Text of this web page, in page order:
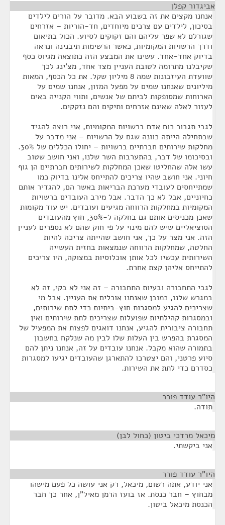
אביגדור קפלן
אנחנו מקצים את זה בשבוע הבא. מדובר על הורים לילדים
בסיכון, לילדים עם צרכים מיוחדים, חד-הוריות – אזרחים
שגורלם לא שפר עליהם והם זקוקים לסיוע. הכול בתיאום
ודרך הרשויות המקומיות, כאשר הרשימות תיבנינה ונראה
בדיוק אחד-אחד. עשינו את המבצע הזה כתוצאה מגיוס כסף
שקיבלנו מתרומה לטובת העניין מצד אחד, מצ'ינג לכך
שוועדת העיזבונות שמה 8 מיליון שקל. את כל הכסף, המאות
מיליונים שאנחנו שמים על מפעל המזון, אנחנו שמים על
הארוחות שמסופקות לביתם של אנשים, ותווי הקנייה באים
לעזור לאלה שאינם אזרחים ותיקים והם נזקקים.
לגבי תגבור כוח אדם ברשויות המקומיות, אני רוצה להגיד
שבתחילה הייתה כוונה שגם על הרשויות – אני מדבר על
מחלקות שירותים חברתיים ברשויות – יחולו הכללים של 30%.
ובסיכומו של דבר, בהתערבות השר שלנו, ואני חושב שטוב
עשו אלה שהחליטו שאכן המחלקות לשירותים חברתיים הן גוף
חיוני. אני חושב שהיו צריכים להתייחס אלינו בדיוק כמו
שמתייחסים לעובדי מערכת הבריאות באשר הם, להגדיר אותם
כחיוניים, אבל לא כך הדבר. אבל מירב העובדים ברשויות
המקומיות במחלקות הרווחה מגיעים ועובדים. יש עוד מקומות
שאכן מכניסים אותם גם בחלקה ל-30%, חוץ מהעובדים
הסוציאליים שיש להם מינוי על פי חוק שהם לא נספרים לעניין
הזה. אני מצר על כך, אני חושב שהייתה צריכה להיות
החלטה, שמחלקות הרווחה שנמצאות בחזית העשייה
השירותית עכשיו לכל אותן אוכלוסיות במצוקה, היו צריכים
להתייחס אליהן קצת אחרת.
לגבי התחבורה ובעיות התחבורה – זה אני לא בקי, זה לא
במגרש שלנו, כמובן שאנחנו אוכלים את העניין. אבל מי
שצריכים להגיע למסגרות חוץ-ביתיות כדי לתת שירותים,
ובמסגרות קהילתיות שפועלות שצריכים לתת שירותים ואין
תחבורה ציבורית להגיע, אנחנו דואגים לפצות את המפעיל של
המסגרת בהפרש בין העלות שלו לבין מה שנלקח בחשבון
בתמורה שהוא מקבל. אנחנו עובדים על זה, אנחנו ניתן להם
סיוע פרטני, והם יצטרכו להתארגן שהעובדים יגיעו למסגרות
כסדרם כדי לתת את השירות.
היו"ר עודד פורר
תודה.
מיכאל מרדכי ביטון (כחול לבן)
אני ביקשתי.
היו"ר עודד פורר
אני יודע, אתה רשום, מיכאל, רק אני עושה כל פעם מישהו
מבחוץ – חבר כנסת. אז בועז הרמן מאיל"ן, אחר כך חבר
הכנסת מיכאל ביטון.